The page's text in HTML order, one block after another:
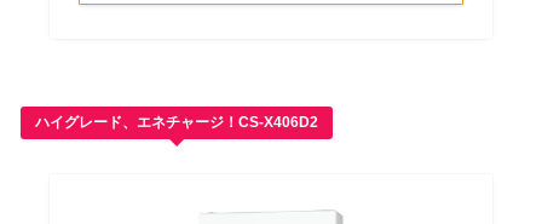
ハイグレード、エネチャージ！CS-X406D2